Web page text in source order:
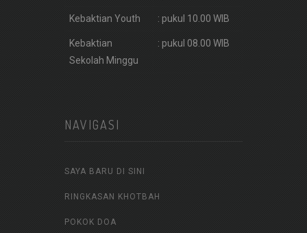
Kebaktian Youth : pukul 10.00 WIB
Kebaktian
Sekolah Minggu
: pukul 08.00 WIB
NAVIGASI
SAYA BARU DI SINI
RINGKASAN KHOTBAH
POKOK DOA